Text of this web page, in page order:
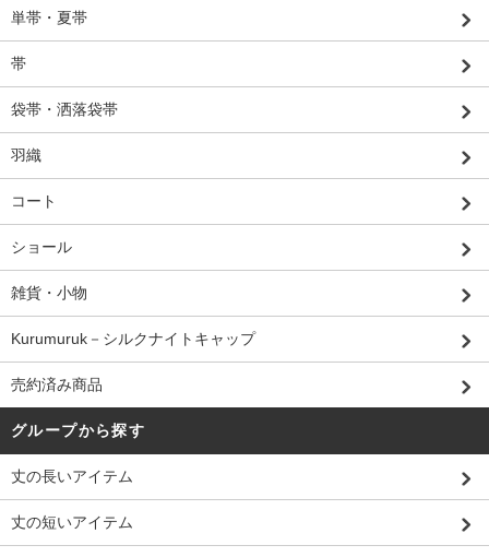
単帯・夏帯
帯
袋帯・洒落袋帯
羽織
コート
ショール
雑貨・小物
Kurumuruk－シルクナイトキャップ
売約済み商品
グループから探す
丈の長いアイテム
丈の短いアイテム